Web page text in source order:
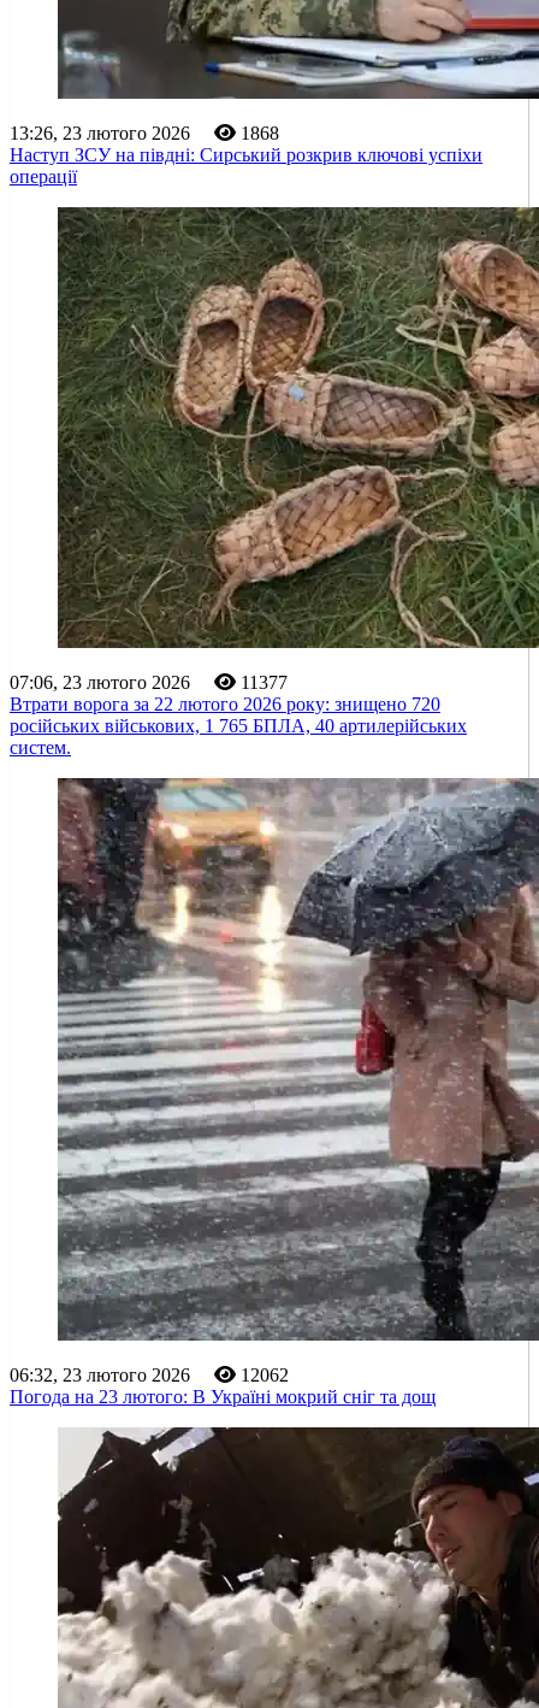
13:26, 23 лютого 2026
1868
Наступ ЗСУ на півдні: Сирський розкрив ключові успіхи
операції
07:06, 23 лютого 2026
11377
Втрати ворога за 22 лютого 2026 року: знищено 720
російських військових, 1 765 БПЛА, 40 артилерійських
систем.
06:32, 23 лютого 2026
12062
Погода на 23 лютого: В Україні мокрий сніг та дощ